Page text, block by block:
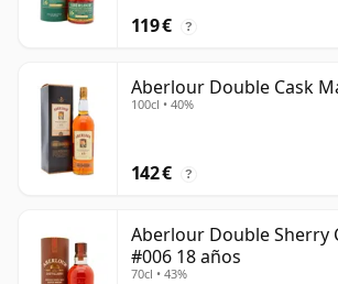
119 € ?
Aberlour Double Cask
100cl • 40%
142 € ?
Aberlour Double Sherry
#006 18 años
70cl • 43%